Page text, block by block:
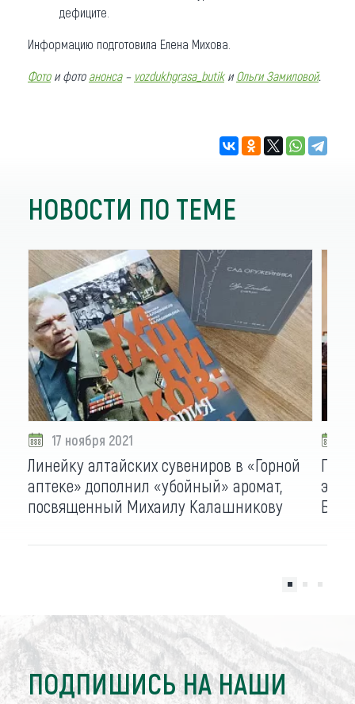
дефиците.
Информацию подготовила Елена Михова.
Фотои фото анонса– vozdukhgrasa_butikи Ольги Замиловой.
НОВОСТИ ПО ТЕМЕ
17 ноября 2021
Линейку алтайских сувениров в «Горной
аптеке» дополнил «убойный» аромат,
посвященный Михаилу Калашникову
ПОДПИШИСЬ НА НАШИ